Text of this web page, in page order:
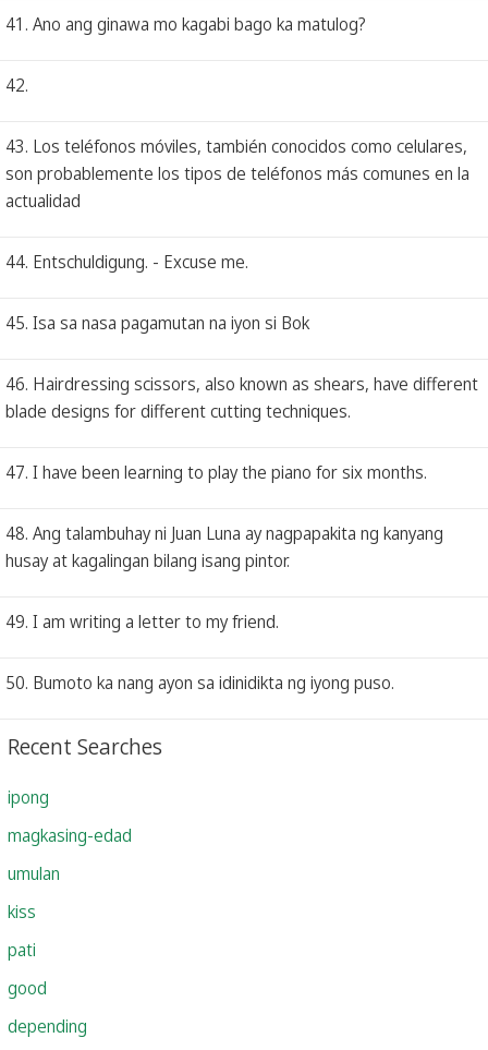
41. Ano ang ginawa mo kagabi bago ka matulog?
42.
43. Los teléfonos móviles, también conocidos como celulares,
son probablemente los tipos de teléfonos más comunes en la
actualidad
44. Entschuldigung. - Excuse me.
45. Isa sa nasa pagamutan na iyon si Bok
46. Hairdressing scissors, also known as shears, have different
blade designs for different cutting techniques.
47. I have been learning to play the piano for six months.
48. Ang talambuhay ni Juan Luna ay nagpapakita ng kanyang
husay at kagalingan bilang isang pintor.
49. I am writing a letter to my friend.
50. Bumoto ka nang ayon sa idinidikta ng iyong puso.
Recent Searches
ipong
magkasing-edad
umulan
kiss
pati
good
depending